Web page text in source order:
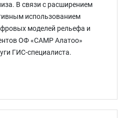
В связи с расширением
использованием
моделей рельефа и
ОФ «САМР Алатоо»
ГИС-специалиста.